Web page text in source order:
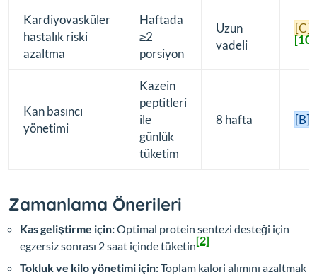
Kardiyovasküler
hastalık riski
azaltma
Haftada
≥2
porsiyon
Uzun
vadeli
[C]
[10]
Kan basıncı
yönetimi
Kazein
peptitleri
ile
günlük
tüketim
8 hafta [B]
Zamanlama Önerileri
Kas geliştirme için:Optimal protein sentezi desteği için
egzersiz sonrası 2 saat içinde tüketin[2]
Tokluk ve kilo yönetimi için:Toplam kalori alımını azaltmak